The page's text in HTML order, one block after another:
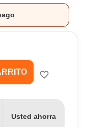
favorite_border
Usted ahorra